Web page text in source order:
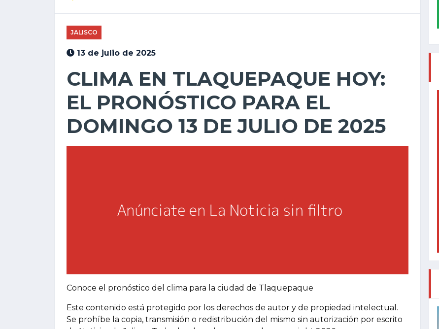
JALISCO
13 de julio de 2025
CLIMA EN TLAQUEPAQUE HOY:
EL PRONÓSTICO PARA EL
DOMINGO 13 DE JULIO DE 2025
Conoce el pronóstico del clima para la ciudad de Tlaquepaque
Este contenido está protegido por los derechos de autor y de propiedad intelectual.
Se prohíbe la copia, transmisión o redistribución del mismo sin autorización por escrito